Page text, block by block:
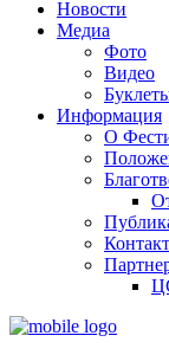
Новости
Медиа
Фото
Видео
Информация
О